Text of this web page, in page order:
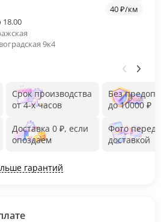
40 ₽/км
18.00
9к4
Срок производства
от 4-х часов
Доставка 0 ₽, если
опоздаем
Без
до 10000 ₽
Фото перед
доставкой
гарантий